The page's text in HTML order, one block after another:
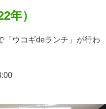
年）
ウコギdeランチ」が行わ